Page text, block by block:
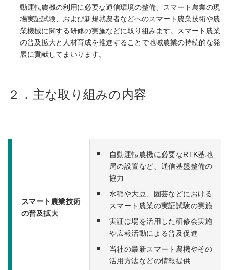
動運転農機の利用に必要な通信環境の整備、スマート農業の現
場実証試験、および新規就農者などへのスマート農業技術や農
業機械に関する研修の実施などに取り組みます。スマート農業
の普及拡大と人材育成を推進することで地域農業の持続的な発
展に貢献してまいります。
２．主な取り組みの内容
スマート農業技術
の普及拡大
自動運転農機に必要なRTK基地
局の設置など、通信基盤整備の
協力
水稲や大豆、園芸などにおける
スマート農業の実証試験の実施
実証ほ場を活用した研修会実施
や広報活動による普及促進
当社の最新スマート農機やその
活用方法などの情報提供